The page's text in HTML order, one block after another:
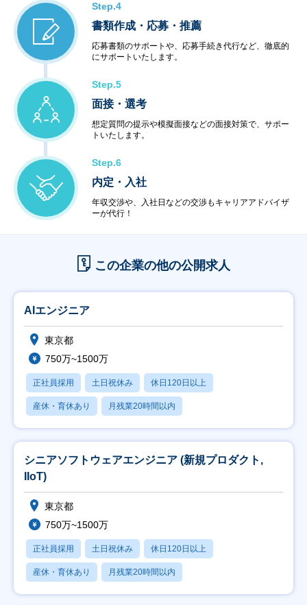
Step.4
書類作成・応募・推薦
応募書類のサポートや、応募手続き代行など、徹底的
にサポートいたします。
Step.5
面接・選考
想定質問の提示や模擬面接などの面接対策で、サポー
トいたします。
Step.6
内定・入社
年収交渉や、入社日などの交渉もキャリアアドバイザ
ーが代行！
この企業の他の公開求人
AIエンジニア
東京都
750万~1500万
正社員採用 土日祝休み 休日120日以上
産休・育休あり 月残業20時間以内
シニアソフトウェアエンジニア (新規プロダクト,
IIoT)
東京都
750万~1500万
正社員採用 土日祝休み 休日120日以上
産休・育休あり 月残業20時間以内